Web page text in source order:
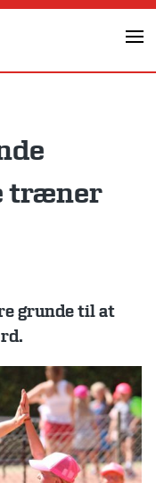
træner
grunde til at